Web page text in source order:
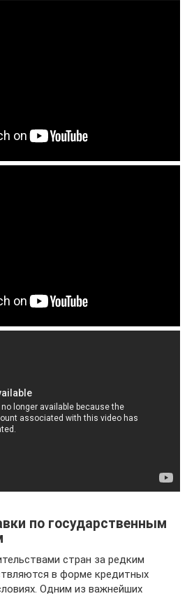
по государственным
стран за редким
в форме кредитных
Одним из важнейших